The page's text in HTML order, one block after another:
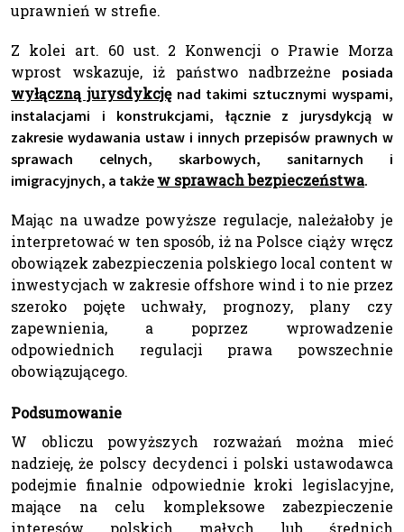
uprawnień w strefie.
Z kolei art. 60 ust. 2 Konwencji o Prawie Morza
wprost wskazuje, iż państwo nadbrzeżne posiada
wyłączną jurysdykcjęnad takimi sztucznymi wyspami,
instalacjami i konstrukcjami, łącznie z jurysdykcją w
zakresie wydawania ustaw i innych przepisów prawnych w
sprawach celnych, skarbowych, sanitarnych i
imigracyjnych, a także w sprawach bezpieczeństwa.
Mając na uwadze powyższe regulacje, należałoby je
interpretować w ten sposób, iż na Polsce ciąży wręcz
obowiązek zabezpieczenia polskiego local content w
inwestycjach w zakresie offshore wind i to nie przez
szeroko pojęte uchwały, prognozy, plany czy
zapewnienia, a poprzez wprowadzenie
odpowiednich regulacji prawa powszechnie
obowiązującego.
Podsumowanie
W obliczu powyższych rozważań można mieć
nadzieję, że polscy decydenci i polski ustawodawca
podejmie finalnie odpowiednie kroki legislacyjne,
mające na celu kompleksowe zabezpieczenie
interesów polskich małych lub średnich